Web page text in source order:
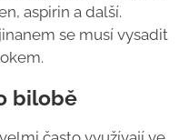
aspirin a další.
se musí vysadit
bilobě